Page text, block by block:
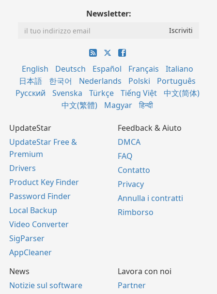
Newsletter:
English Deutsch Español Français
Italiano
日本語
한국어 Nederlands Polski
Português
Русский
Svenska Türkçe Tiếng Việt
中文(简体)
中文(繁體)
Magyar हिन्दी
UpdateStar
UpdateStar Free &
Premium
Drivers
Product Key Finder
Password Finder
Local Backup
Video Converter
SigParser
AppCleaner
Feedback & Aiuto
DMCA
FAQ
Contatto
Privacy
Annulla i contratti
Rimborso
News
Notizie sul software
Lavora con noi
Partner